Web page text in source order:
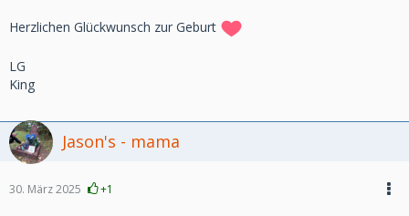
Herzlichen Glückwunsch zur Geburt
LG
King
Jason's - mama
30. März 2025 +1